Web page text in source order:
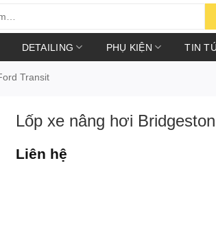
DETAILING PHỤ KIỆN TIN
Transit
Lốp xe nâng hơi
Liên hệ